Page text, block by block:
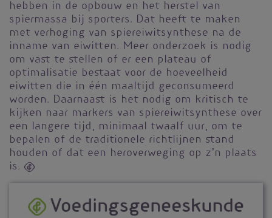
hebben in de opbouw en het herstel van
spiermassa bij sporters. Dat heeft te maken
met verhoging van spiereiwitsynthese na de
inname van eiwitten. Meer onderzoek is nodig
om vast te stellen of er een plateau of
optimalisatie bestaat voor de hoeveelheid
eiwitten die in één maaltijd geconsumeerd
worden. Daarnaast is het nodig om kritisch te
kijken naar markers van spiereiwitsynthese over
een langere tijd, minimaal twaalf uur, om te
bepalen of de traditionele richtlijnen stand
houden of dat een heroverweging op z’n plaats
is. 